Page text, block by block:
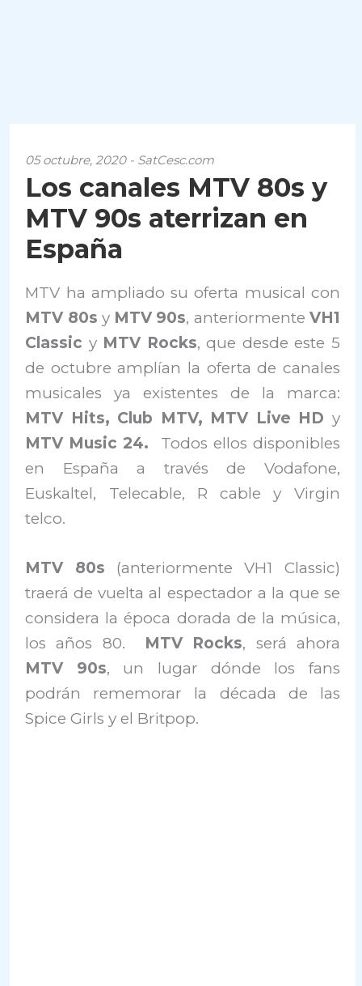
05 octubre, 2020 - SatCesc.com
Los canales MTV 80s y
MTV 90s aterrizan en
España
MTV ha ampliado su oferta musical con
MTV 80s y MTV 90s, anteriormente VH1
Classic y MTV Rocks, que desde este 5
de octubre amplían la oferta de canales
musicales ya existentes de la marca:
MTV Hits, Club MTV, MTV Live HD y
MTV Music 24. Todos ellos disponibles
en España a través de Vodafone,
Euskaltel, Telecable, R cable y Virgin
telco.
MTV 80s (anteriormente VH1 Classic)
traerá de vuelta al espectador a la que se
considera la época dorada de la música,
los años 80. MTV Rocks, será ahora
MTV 90s, un lugar dónde los fans
podrán rememorar la década de las
Spice Girls y el Britpop.